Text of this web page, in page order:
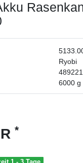
Ryobi
6000 g
*